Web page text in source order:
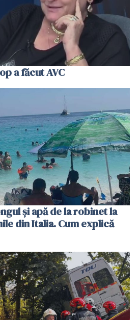
a făcut AVC
și apă de la robinet la
din Italia. Cum explică